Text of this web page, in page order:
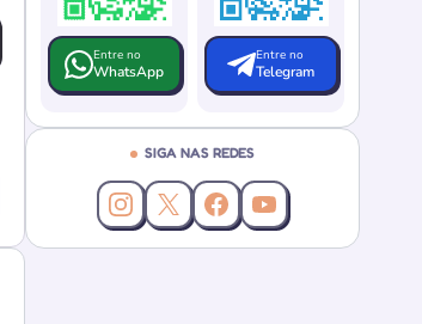
Entre no
WhatsApp
Entre no
Telegram
SIGA NAS REDES
Instagram da Cupoland
X (Twitter) da Cupoland
Facebook da Cupoland
YouTube da